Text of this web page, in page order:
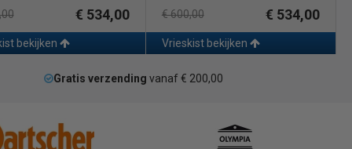
€ 534,00
bekijken
€ 600,00
€ 534,00
Vrieskist bekijken
Gratis verzending vanaf € 200,00